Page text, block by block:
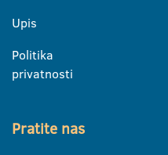
Upis
Politika
privatnosti
Pratite nas